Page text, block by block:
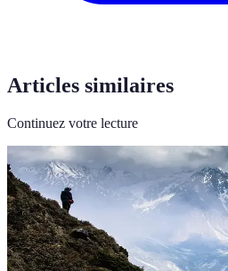
Articles similaires
Continuez votre lecture